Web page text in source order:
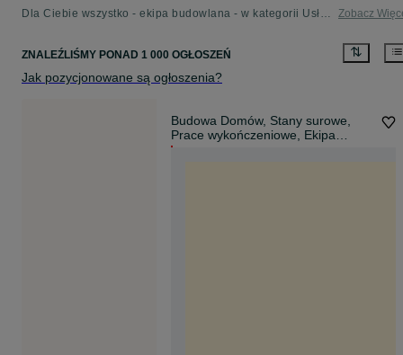
Dla Ciebie wszystko - ekipa budowlana - w kategorii Usługi Zobacz
ZNALEŹLIŚMY PONAD 1 000 OGŁOSZEŃ
Jak pozycjonowane są ogłoszenia?
Budowa Domów, Stany surowe,
Prace wykończeniowe, Ekipa
Budowlana